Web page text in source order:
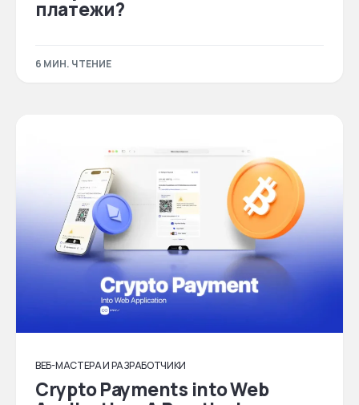
платежи?
6 МИН. ЧТЕНИЕ
ВЕБ-МАСТЕРА И РАЗРАБОТЧИКИ
Crypto Payments into Web